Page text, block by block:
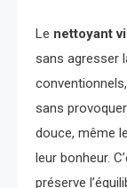
Le nettoyant
sans agresser
sans
douce, même
leur bonheur.
préserve